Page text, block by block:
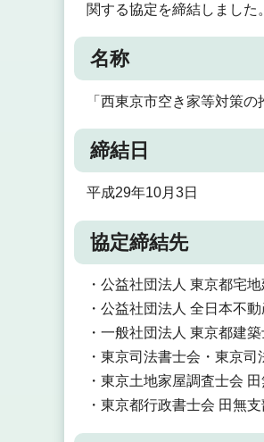
関する協定を締結しました。
名称
「西東京市空き家等対策の
締結日
平成29年10月3日
協定締結先
・公益社団法人 東京都宅
・公益社団法人 全日本不
・一般社団法人 東京都建
・東京司法書士会・東京
・東京土地家屋調査士会
・東京都行政書士会 田無支